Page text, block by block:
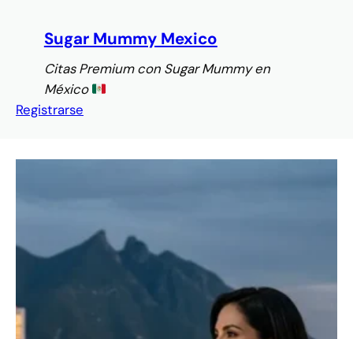
contenido
Sugar Mummy Mexico
Citas Premium con Sugar Mummy en
México
Registrarse